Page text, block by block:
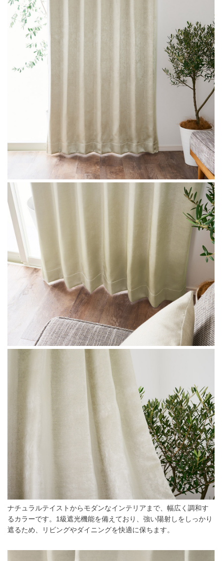
ナチュラルテイストからモダンなインテリアまで、幅広く調和す
るカラーです。1級遮光機能を備えており、強い陽射しをしっかり
遮るため、リビングやダイニングを快適に保ちます。